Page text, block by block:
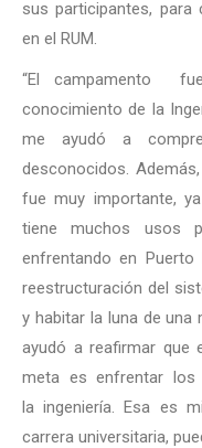
sus participantes, para
en el RUM.
“El campamento
conocimiento de la
me ayudó a
desconocidos.
fue muy importante,
tiene muchos usos
enfrentando en
reestructuración del
y habitar la luna de una
ayudó a reafirmar que
meta es enfrentar los
la ingeniería. Esa es
carrera universitaria,